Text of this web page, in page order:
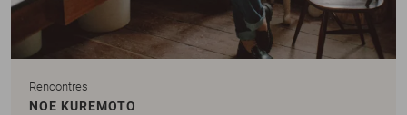
Rencontres
NOE KUREMOTO